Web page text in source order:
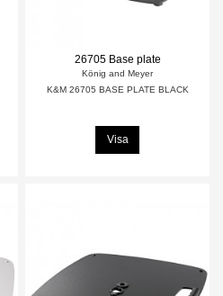
26705 Base plate
König and Meyer
K&M 26705 BASE PLATE BLACK
Visa